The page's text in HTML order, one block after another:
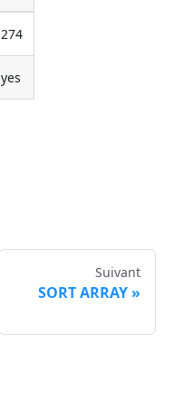
274
yes
Suivant
SORT ARRAY